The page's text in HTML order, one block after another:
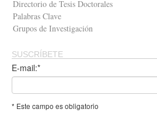
Directorio de Tesis Doctorales
Palabras Clave
Grupos de Investigación
SUSCRÍBETE
E-mail:*
* Este campo es obligatorio